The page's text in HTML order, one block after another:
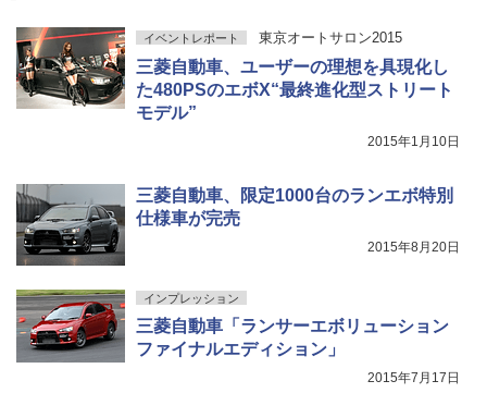
イベントレポート 東京オートサロン2015
三菱自動車、ユーザーの理想を具現化し
た480PSのエボX“最終進化型ストリート
モデル”
2015年1月10日
三菱自動車、限定1000台のランエボ特別
仕様車が完売
2015年8月20日
インプレッション
三菱自動車「ランサーエボリューション
ファイナルエディション」
2015年7月17日